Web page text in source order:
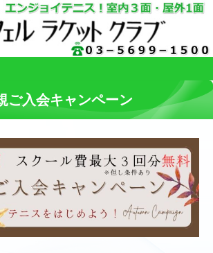
ご入会キャンペーン